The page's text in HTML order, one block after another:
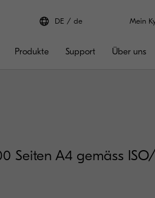
DE de Mein
Produkte Support Über uns
Seiten A4 gemäss